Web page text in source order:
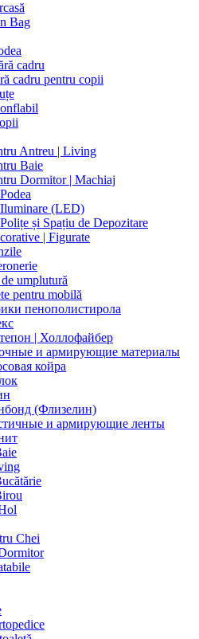
Bag
cadru
cadru pentru copii
Antreu | Living
Baie
Dormitor | Machiaj
(LED)
și Spațiu de Depozitare
| Figurate
umplutură
pentru mobilă
пенополистирола
| Холлофайбер
и армирующие материалы
койра
(Флизелин)
и армирующие ленты
Chei